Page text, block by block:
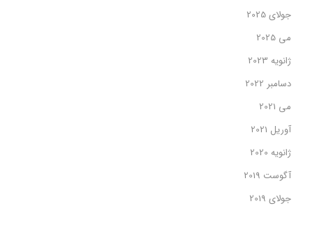
جولای 2025
می 2025
ژانویه 2023
دسامبر 2022
می 2021
آوریل 2021
ژانویه 2020
آگوست 2019
جولای 2019